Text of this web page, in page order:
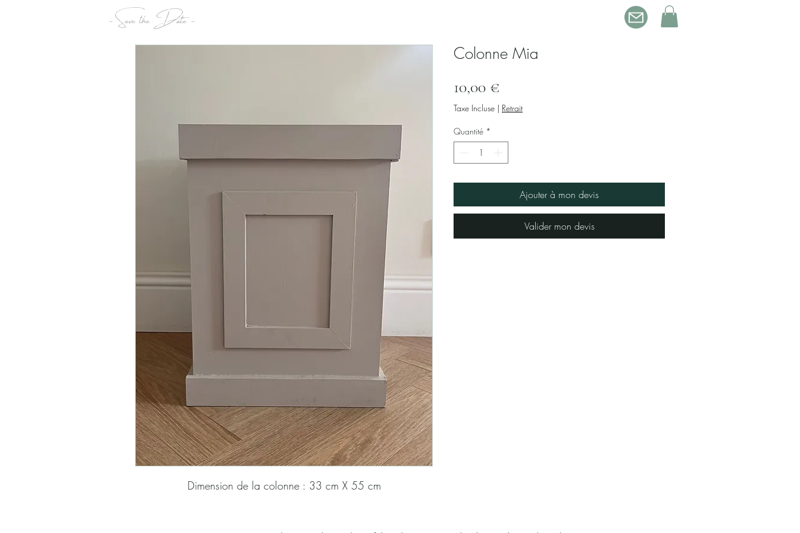
- Save the Date -
Dimension de la colonne : 33 cm X 55 cm
Colonne Mia
10,00 €Prix
Taxe Incluse | Retrait
Quantité *
Ajouter à mon devis
Valider mon devis